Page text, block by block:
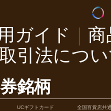
ガイド
商
引法につ
銘柄
UCギフトカード 全国百貨店共